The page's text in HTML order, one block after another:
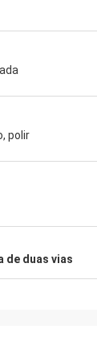
polir
de duas vias